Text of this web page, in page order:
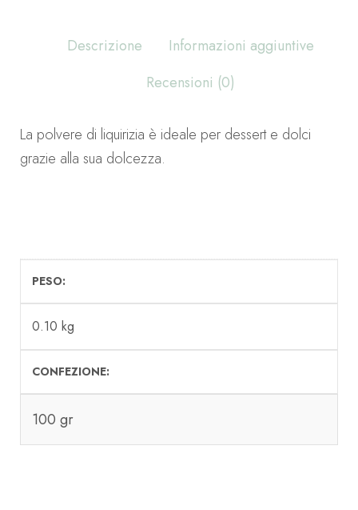
Descrizione
Informazioni aggiuntive
Recensioni (0)
La polvere di liquirizia è ideale per dessert e dolci
grazie alla sua dolcezza.
PESO
0.10 kg
CONFEZIONE
100 gr